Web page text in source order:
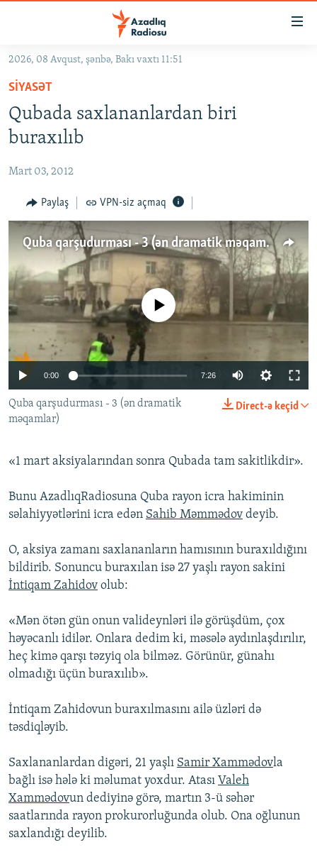
Əsas
qayıt
Əsas
naviqasiyaya
qayıt
GÜNDƏM
#İZAHLA
KORRUPSIOMETR
FƏRQƏ BAX
QANUNI DOĞRU
ARAŞDIRMA
MULTIMEDIA
VIDEO
FOTOQALEREYA
İNFOQRAFIKA
KARIKATURA
RADIO ARXIV
OXU ZALI
AZƏRBAYCAN ƏDƏBIYYATI KITABXANASI
İSLAM VƏ DEMOKRATIYA
İZ - MƏDƏNIYYƏT PROQRAMI
HAQQIMIZDA
MISSIYAMIZ
PEŞƏ ETIKASI VƏ JURNALISTIKA STANDARTLARIMIZ
MATERIALLARIMIZDAN ISTIFADƏ
AZADLIQRADIOSU MOBIL TELEFONUNUZDA
XƏBƏR BÜLLETENLƏRIMIZ
BIZI IZLƏ
RFE/RL-in bütün saytları
2026, 08 Avqust, şənbə, Bakı vaxtı 11:51
SIYASƏT
Qubada saxlananlardan biri
buraxılıb
Mart 03, 2012
Paylaş VPN-siz açmaq
Quba qarşudurması - 3 (ən dramatik məqamlar)
No media source currently available
0:00 7:26
Direct-ə keçid
Quba qarşudurması - 3 (ən dramatik
məqamlar)
«1 mart aksiyalarından sonra Qubada tam sakitlikdir».
Bunu AzadlıqRadiosuna Quba rayon icra hakiminin
səlahiyyətlərini icra edən Sahib Məmmədov deyib.
O, aksiya zamanı saxlananların hamısının buraxıldığını
bildirib. Sonuncu buraxılan isə 27 yaşlı rayon sakini
İntiqam Zahidov olub:
«Mən ötən gün onun valideynləri ilə görüşdüm, çox
həyəcanlı idilər. Onlara dedim ki, məsələ aydınlaşdırılır,
heç kimə qarşı təzyiq ola bilməz. Görünür, günahı
olmadığı üçün buraxılıb».
İntiqam Zahidovun buraxılmasını ailə üzləri də
təsdiqləyib.
Saxlananlardan digəri, 21 yaşlı Samir Xammədovla
bağlı isə hələ ki məlumat yoxdur. Atası Valeh
Xammədovun dediyinə görə, martın 3-ü səhər
saatlarında rayon prokurorluğunda olub. Ona oğlunun
saxlandığı deyilib.